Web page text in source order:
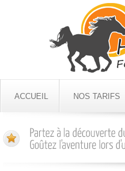
ACCUEIL NOS TARIFS